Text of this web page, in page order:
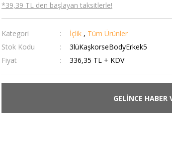
*39,39 TL den başlayan taksitlerle!
Kategori İçlik , Tüm Ürünler
Stok Kodu
3lüKaşkorseBodyErkek5
Fiyat
336,35 TL + KDV
GELİNCE HABER